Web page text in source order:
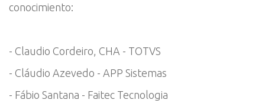
conocimiento:
- Claudio Cordeiro, CHA - TOTVS
- Cláudio Azevedo - APP Sistemas
- Fábio Santana - Faitec Tecnologia